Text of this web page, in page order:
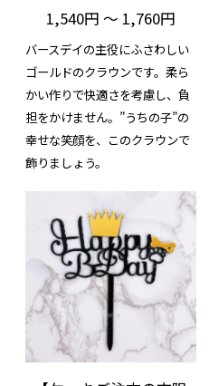
1,540円 ～ 1,760円
バースデイの主役にふさわしい
ゴールドのクラウンです。柔ら
かい作りで快適さを考慮し、負
担をかけません。”うちの子”の
幸せな笑顔を、このクラウンで
飾りましょう。